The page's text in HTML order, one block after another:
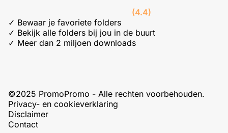
(4.4)
✓ Bewaar je favoriete folders
✓ Bekijk alle folders bij jou in de buurt
✓ Meer dan 2 miljoen downloads
©2025 PromoPromo - Alle rechten voorbehouden.
Privacy- en cookieverklaring
Disclaimer
Contact